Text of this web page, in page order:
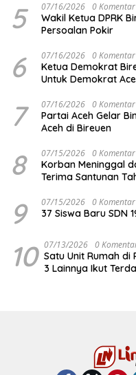
5 07/16/2026 0 Komentar
Wakil Ketua DPRK
Persoalan Pokir
6 07/16/2026 0 Komentar
Ketua Demokrat
Untuk Demokrat
7 07/16/2026 0 Komentar
Partai Aceh Gelar
Aceh di Bireuen
8 07/15/2026 0 Komentar
Korban Meninggal
Terima Santunan
9 07/15/2026 0 Komentar
37 Siswa Baru SDN
10 07/13/2026 0
Satu Unit Rumah di
3 Lainnya Ikut